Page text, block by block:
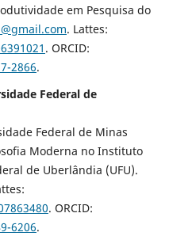
em Pesquisa do
. Lattes:
. ORCID:
2866.
Federal de
Federal de Minas
Moderna no Instituto
de Uberlândia (UFU).
. ORCID:
6206.